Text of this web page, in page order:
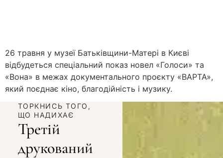
26 травня у музеї Батьківщини-Матері в Києві
відбудеться спеціальний показ новел «Голоси» та
«Вона» в межах документального проєкту «ВАРТА»,
який поєднає кіно, благодійність і музику.
ТОРКНИСЬ ТОГО,
ЩО НАДИХАЄ
Третій
друкований